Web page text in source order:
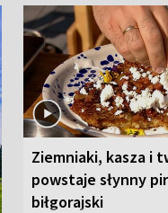
Ziemniaki, kasza i
powstaje słynny
biłgorajski